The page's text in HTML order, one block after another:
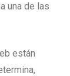
una de las
están